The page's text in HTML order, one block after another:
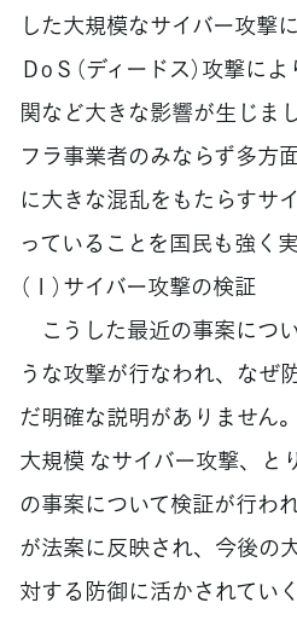
した大規模なサイバー攻撃
ＤoＳ（ディードス）攻撃に
関など大きな影響が生じま
フラ事業者のみならず多方
に大きな混乱をもたらすサ
っていることを国民も強く
（１）サイバー攻撃の検証
こうした最近の事案につ
うな攻撃が行なわれ、なぜ
だ明確な説明がありません
大規模 なサイバー攻撃、と
の事案について検証が行わ
が法案に反映され、今後の
対する防御に活かされてい